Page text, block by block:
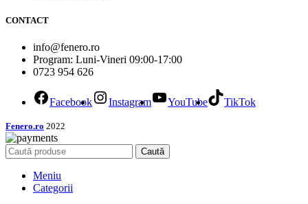
CONTACT
info@fenero.ro
Program: Luni-Vineri 09:00-17:00
0723 954 626
Facebook Instagram YouTube TikTok
Fenero.ro 2022
Caută
Meniu
Categorii